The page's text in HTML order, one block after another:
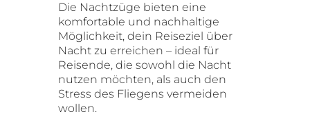
Die Nachtzüge bieten eine
komfortable und nachhaltige
Möglichkeit, dein Reiseziel über
Nacht zu erreichen – ideal für
Reisende, die sowohl die Nacht
nutzen möchten, als auch den
Stress des Fliegens vermeiden
wollen.